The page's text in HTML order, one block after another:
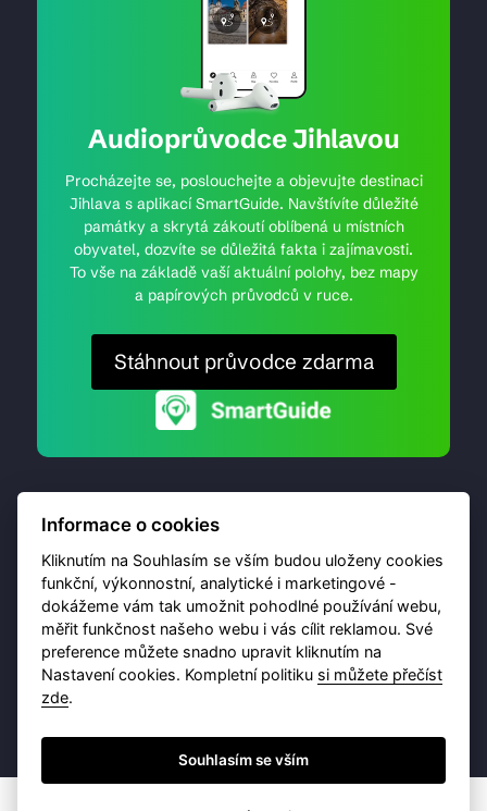
Audioprůvodce Jihlavou
Procházejte se, poslouchejte a objevujte destinaci
Jihlava s aplikací SmartGuide. Navštívíte důležité
památky a skrytá zákoutí oblíbená u místních
obyvatel, dozvíte se důležitá fakta i zajímavosti.
To vše na základě vaší aktuální polohy, bez mapy
a papírových průvodců v ruce.
Stáhnout průvodce zdarma
© 2026 Destinační portál provozujeBrána Jihlavy,
příspěvková organizace. Všechna práva vyhrazena.
Ochrana osobních údajů
Informace o cookies
Kliknutím na Souhlasím se vším budou uloženy cookies
funkční, výkonnostní, analytické i marketingové -
dokážeme vám tak umožnit pohodlné používání webu,
měřit funkčnost našeho webu i vás cílit reklamou. Své
preference můžete snadno upravit kliknutím na
Nastavení cookies. Kompletní politiku si můžete přečíst
zde.
Souhlasím se vším